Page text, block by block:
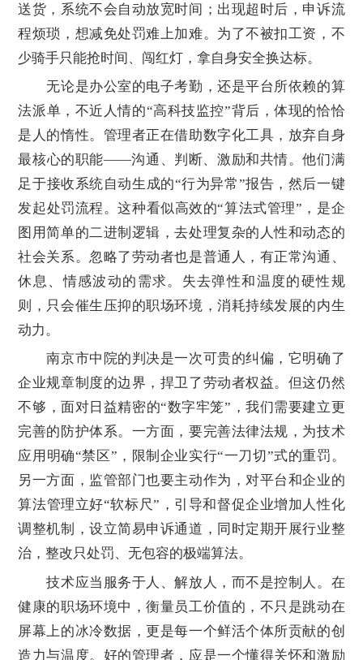
送货，系统不会自动放宽时间；出现超时后，申诉流
程烦琐，想减免处罚难上加难。为了不被扣工资，不
少骑手只能抢时间、闯红灯，拿自身安全换达标。
无论是办公室的电子考勤，还是平台所依赖的算
法派单，不近人情的“高科技监控”背后，体现的恰恰
是人的惰性。管理者正在借助数字化工具，放弃自身
最核心的职能——沟通、判断、激励和共情。他们满
足于接收系统自动生成的“行为异常”报告，然后一键
发起处罚流程。这种看似高效的“算法式管理”，是企
图用简单的二进制逻辑，去处理复杂的人性和动态的
社会关系。忽略了劳动者也是普通人，有正常沟通、
休息、情感波动的需求。失去弹性和温度的硬性规
则，只会催生压抑的职场环境，消耗持续发展的内生
动力。
南京市中院的判决是一次可贵的纠偏，它明确了
企业规章制度的边界，捍卫了劳动者权益。但这仍然
不够，面对日益精密的“数字牢笼”，我们需要建立更
完善的防护体系。一方面，要完善法律法规，为技术
应用明确“禁区”，限制企业实行“一刀切”式的重罚。
另一方面，监管部门也要主动作为，对平台和企业的
算法管理立好“软标尺”，引导和督促企业增加人性化
调整机制，设立简易申诉通道，同时定期开展行业整
治，整改只处罚、无包容的极端算法。
技术应当服务于人、解放人，而不是控制人。在
健康的职场环境中，衡量员工价值的，不只是跳动在
屏幕上的冰冷数据，更是每一个鲜活个体所贡献的创
造力与温度。好的管理者，应是一个懂得关怀和激励